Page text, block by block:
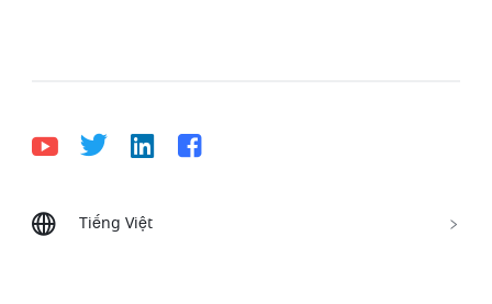
Tiếng Việt